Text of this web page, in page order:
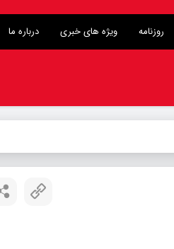
روزنامه ویژه های خبری درباره ما